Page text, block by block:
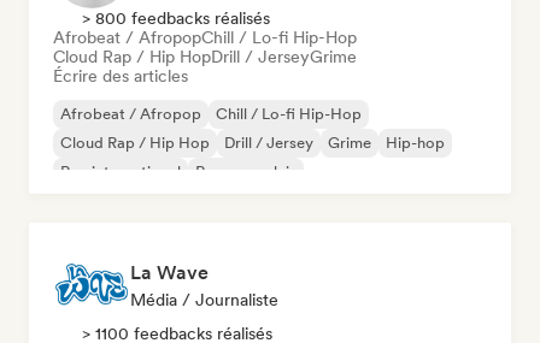
> 800 feedbacks réalisés
Afrobeat / AfropopChill / Lo-fi Hip-Hop
Cloud Rap / Hip HopDrill / JerseyGrime
Écrire des articles
Afrobeat / Afropop
Chill / Lo-fi Hip-Hop
Cloud Rap / Hip Hop
Drill / Jersey Grime
Hip-hop
Rap international
Rap en anglais
La Wave
Média / Journaliste
> 1100 feedbacks réalisés